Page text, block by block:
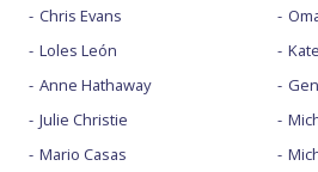
Chris Evans
Loles León
Anne Hathaway
Julie Christie
Mario Casas